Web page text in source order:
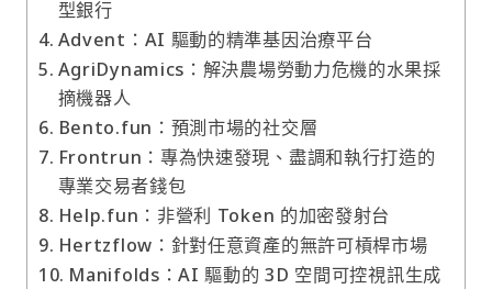
型銀行
Advent：AI 驅動的精準基因治療平台
AgriDynamics：解決農場勞動力危機的水果採
摘機器人
Bento.fun：預測市場的社交層
Frontrun：專為快速發現、盡調和執行打造的
專業交易者錢包
Help.fun：非營利 Token 的加密發射台
Hertzflow：針對任意資產的無許可槓桿市場
Manifolds：AI 驅動的 3D 空間可控視訊生成